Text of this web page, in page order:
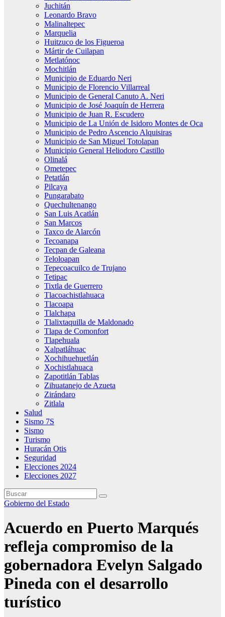
Juchitán
Leonardo Bravo
Malinaltepec
Marquelia
Huitzuco de los Figueroa
Mártir de Cuilapan
Metlatónoc
Mochitlán
Municipio de Eduardo Neri
Municipio de Florencio Villarreal
Municipio de General Canuto A. Neri
Municipio de José Joaquín de Herrera
Municipio de Juan R. Escudero
Municipio de La Unión de Isidoro Montes de Oca
Municipio de Pedro Ascencio Alquisiras
Municipio de San Miguel Totolapan
Municipio General Heliodoro Castillo
Olinalá
Ometepec
Petatlán
Pilcaya
Pungarabato
Quechultenango
San Luis Acatlán
San Marcos
Taxco de Alarcón
Tecoanapa
Tecpan de Galeana
Teloloapan
Tepecoacuilco de Trujano
Tetipac
Tixtla de Guerrero
Tlacoachistlahuaca
Tlacoapa
Tlalchapa
Tlalixtaquilla de Maldonado
Tlapa de Comonfort
Tlapehuala
Xalpatláhuac
Xochihuehuetlán
Xochistlahuaca
Zapotitlán Tablas
Zihuatanejo de Azueta
Zirándaro
Zitlala
Salud
Sismo 7S
Sismo
Turismo
Huracán Otis
Seguridad
Elecciones 2024
Elecciones 2027
Gobierno del Estado
Acuerdo en Puerto Marqués
refleja compromiso de la
gobernadora Evelyn Salgado
Pineda con el desarrollo
turístico